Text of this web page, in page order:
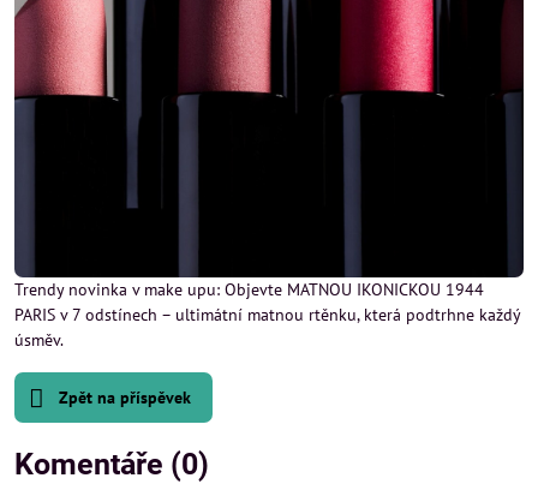
Trendy novinka v make upu: Objevte MATNOU IKONICKOU 1944
PARIS v 7 odstínech – ultimátní matnou rtěnku, která podtrhne každý
úsměv.
Zpět na příspěvek
Komentáře (0)